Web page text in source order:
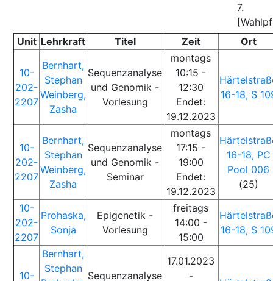
7.
Unit Lehrkraft Titel Zeit Ort
10-
202-
2207
Bernhart,
Stephan
Weinberg,
Zasha
Sequenzanalyse
und Genomik -
Vorlesung
montags
10:15 -
12:30
Endet:
19.12.2023
16-18, S
10-
202-
2207
Bernhart,
Stephan
Weinberg,
Zasha
Sequenzanalyse
und Genomik -
Seminar
montags
17:15 -
19:00
Endet:
19.12.2023
16-18, PC
Pool 006
(25)
10-
202-
2207
Prohaska,
Sonja
Epigenetik -
Vorlesung
freitags
14:00 -
15:00
16-18, S
10-
Bernhart,
Stephan
Sequenzanalyse
17.01.2023
-